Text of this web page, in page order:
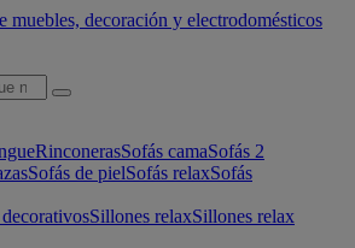
RinconerasSofás camaSofás 2
Sofás de pielSofás relaxSofás
Sillones relaxSillones relax